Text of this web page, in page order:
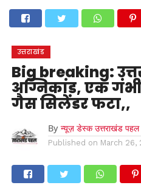
देहरादूननैनीताल
मनोरंजन
उत्तराखंड
Big breaking:
अग्निकांड, एक
गैस सिलेंडर फटा,,
By न्यूज़ डेस्क उत्तराखंड पहल
Published on March 26,